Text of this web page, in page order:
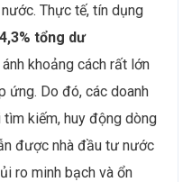
Thực tế, tín dụng
4,3% tổng dư
khoảng cách rất lớn
ứng. Do đó, các doanh
kiếm, huy động dòng
được nhà đầu tư nước
ro minh bạch và ổn